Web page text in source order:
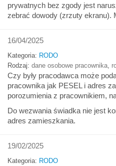
prywatnych bez zgody jest
zebrać dowody (zrzuty ekranu).
16/04/2025
Kategoria: RODO
Rodzaj: dane osobowe pracownika
Czy były pracodawca może
pracownika jak PESEL i adres
porozumienia z pracownikiem,
Do wezwania świadka nie jest
adres zamieszkania.
19/02/2025
Kategoria: RODO